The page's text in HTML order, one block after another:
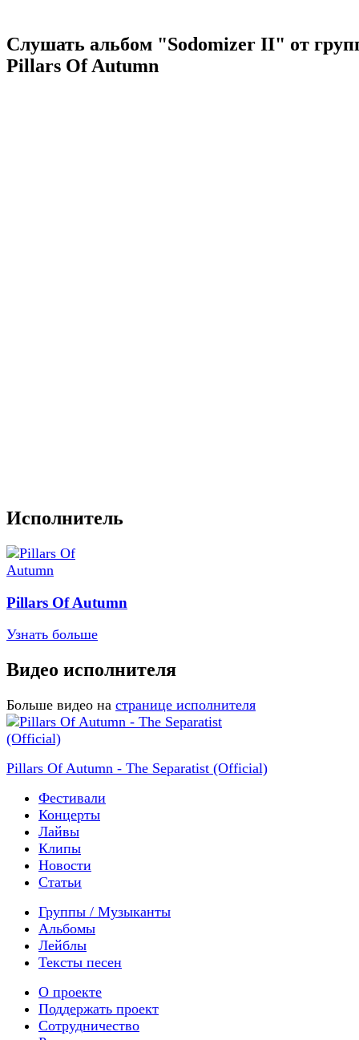
Слушать альбом "Sodomizer II" от
Pillars Of Autumn
Исполнитель
Pillars Of Autumn
Узнать больше
Видео исполнителя
Больше видео на странице исполнителя
Pillars Of Autumn - The Separatist (Official)
Фестивали
Концерты
Лайвы
Клипы
Новости
Статьи
Группы / Музыканты
Альбомы
Лейблы
Тексты песен
О проекте
Поддержать проект
Сотрудничество